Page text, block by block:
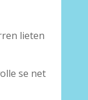
lieten
se net